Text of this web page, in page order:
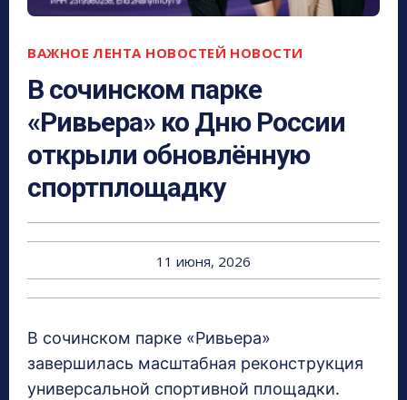
ВАЖНОЕ ЛЕНТА НОВОСТЕЙ НОВОСТИ
В сочинском парке
«Ривьера» ко Дню России
открыли обновлённую
спортплощадку
11 июня, 2026
В сочинском парке «Ривьера»
завершилась масштабная реконструкция
универсальной спортивной площадки.